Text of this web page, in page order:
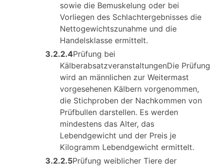
sowie die Bemuskelung oder bei
Vorliegen des Schlachtergebnisses die
Nettogewichtszunahme und die
Handelsklasse ermittelt.
3.2.2.4Prüfung bei
KälberabsatzveranstaltungenDie Prüfung
wird an männlichen zur Weitermast
vorgesehenen Kälbern vorgenommen,
die Stichproben der Nachkommen von
Prüfbullen darstellen. Es werden
mindestens das Alter, das
Lebendgewicht und der Preis je
Kilogramm Lebendgewicht ermittelt.
3.2.2.5Prüfung weiblicher Tiere der